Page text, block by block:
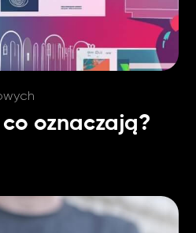
oznaczają?